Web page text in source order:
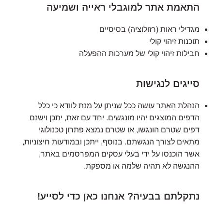
התאמת אתר למוגבלי ראייה ושמיעה
מגדילי ראות (רזולוציה) בסיסיים
תוכנות זיהוי קולי
חבילות זיהוי קולי של מערכות ההפעלה
סייגים לנגישות
הנהלת האתר עושה ככל שניתן על מנת לוודא כי כלל
הדפים המוצגים יהיו מונגשים. יחד עם זאת, יתכן וישנם
דפים שטרם הונגשו, או שטרם נמצא פתרון טכנולוגי
מתאים לצורך הנגשתם. בנוסף, ייתכן ובמודעות חיצוניות,
אשר הוכנסו על ידי בעלי עסקים המפרסמים באתר,
ההנגשה לא תהיה שלמה או מספקת.
נתקלתם בבעיה? אנחנו כאן כדי לסייע!